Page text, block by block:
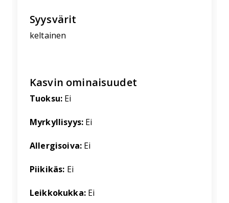
Syysvärit
keltainen
Kasvin ominaisuudet
Tuoksu: Ei
Myrkyllisyys: Ei
Allergisoiva: Ei
Piikikäs: Ei
Leikkokukka: Ei